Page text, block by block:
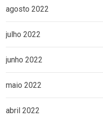
agosto 2022
julho 2022
junho 2022
maio 2022
abril 2022